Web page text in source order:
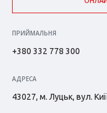
ПРИЙМАЛЬНЯ
+380 332 778 300
АДРЕСА
43027, м. Луцьк, вул.